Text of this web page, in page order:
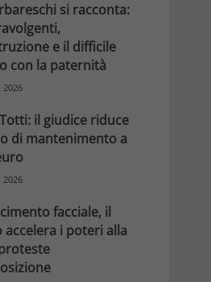
si racconta:
e il difficile
con la paternità
2026
il giudice riduce
di mantenimento a
2026
facciale, il
accelera i poteri alla